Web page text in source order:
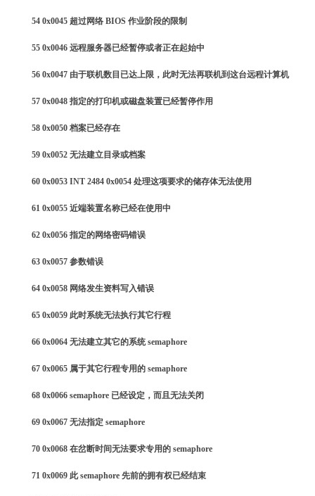
54 0x0045 超过网络 BIOS 作业阶段的限制
55 0x0046 远程服务器已经暂停或者正在起始中
56 0x0047 由于联机数目已达上限，此时无法再联机到这台远程计算机
57 0x0048 指定的打印机或磁盘装置已经暂停作用
58 0x0050 档案已经存在
59 0x0052 无法建立目录或档案
60 0x0053 INT 2484 0x0054 处理这项要求的储存体无法使用
61 0x0055 近端装置名称已经在使用中
62 0x0056 指定的网络密码错误
63 0x0057 参数错误
64 0x0058 网络发生资料写入错误
65 0x0059 此时系统无法执行其它行程
66 0x0064 无法建立其它的系统 semaphore
67 0x0065 属于其它行程专用的 semaphore
68 0x0066 semaphore 已经设定，而且无法关闭
69 0x0067 无法指定 semaphore
70 0x0068 在岔断时间无法要求专用的 semaphore
71 0x0069 此 semaphore 先前的拥有权已经结束